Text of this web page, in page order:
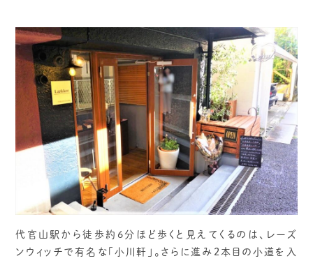
代官山駅から徒歩約6分ほど歩くと見えてくるのは、レーズ
ンウィッチで有名な「小川軒」。さらに進み2本目の小道を入